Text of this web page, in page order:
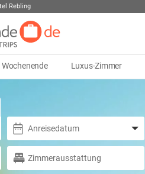
Rebling
Luxus-Zimmer